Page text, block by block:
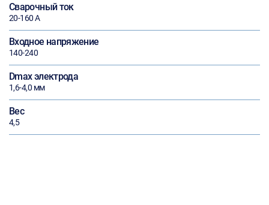
Сварочный ток
20-160 А
Входное напряжение
140-240
Dmax электрода
1,6-4,0 мм
Вес
4,5